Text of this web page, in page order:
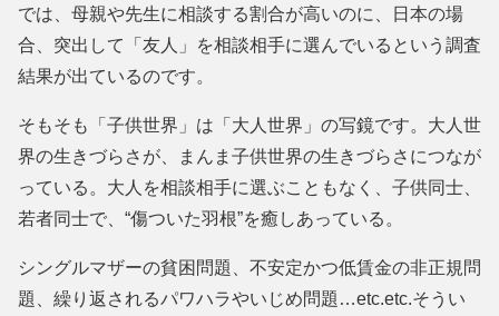
では、母親や先生に相談する割合が高いのに、日本の場
合、突出して「友人」を相談相手に選んでいるという調査
結果が出ているのです。
そもそも「子供世界」は「大人世界」の写鏡です。大人世
界の生きづらさが、まんま子供世界の生きづらさにつなが
っている。大人を相談相手に選ぶこともなく、子供同士、
若者同士で、“傷ついた羽根”を癒しあっている。
シングルマザーの貧困問題、不安定かつ低賃金の非正規問
題、繰り返されるパワハラやいじめ問題…etc.etc.そうい